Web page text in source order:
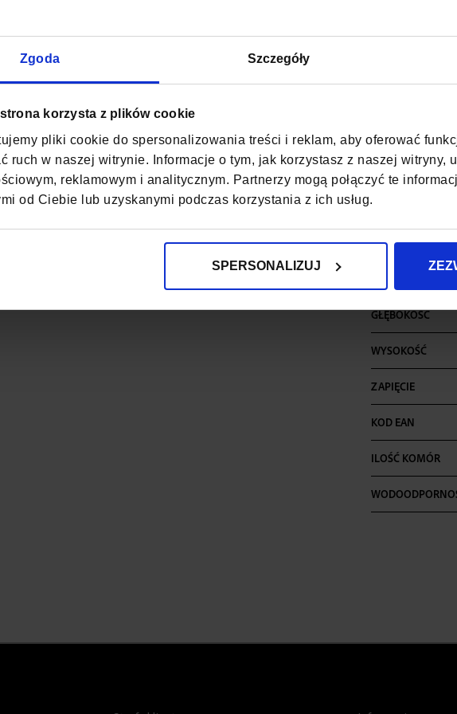
Zgoda Szczegóły
korzysta z plików cookie
pliki cookie do spersonalizowania treści i reklam, aby oferować
ruch w naszej witrynie. Informacje o tym, jak korzystasz z naszej witryny,
reklamowym i analitycznym. Partnerzy mogą połączyć te
od Ciebie lub uzyskanymi podczas korzystania z ich usług.
SPERSONALIZUJ
wyróżnia się i
informacji
SKU
WAGA
KOLOR
MATERIAŁ
GŁĘBOKOŚĆ
WYSOKOŚĆ
ZAPIĘCIE
KOD EAN
ILOŚĆ KOMÓR